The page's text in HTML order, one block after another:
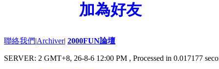
加為好友
聯絡我們|Archiver| 2000FUN論壇
SERVER: 2 GMT+8, 26-8-6 12:00 PM , Processed in 0.017177